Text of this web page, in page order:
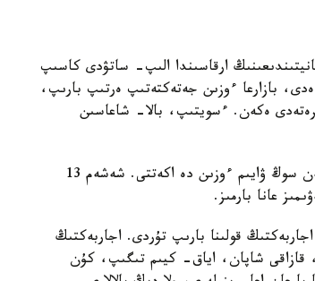
ارقاسىندا الىپ- ساتۋدى كاسىپ
دە، اعام ازىمبەكتى، سول كەزدە 12 جاستا ەدى، بازارعا ءوزىن جەتەكتەتىپ ەرتىپ بارىپ،
ەكەن. ءسويتىپ، بالا- شاعاسىن
كوپ ۇزاماي اعاما كوز ءتيىپ، 13 جاسىندا قايتىس بولادى. بالا ولگەن سوڭ ۋايىم ءوزىن دە اكەتتى. شەشەم 13
عانا بارمىز.
قولىنا بارىپ تۇردى. اجاربەكتىڭ
قازاقى شاپان، اياق- كيىم تىگىپ، كۇن